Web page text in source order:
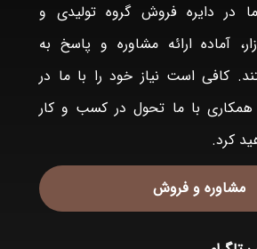
در دایره فروش گروه تولیدی و
آماده ارائه مشاوره و پاسخ به
کافی است نیاز خود را با ما در
همکاری با ما تحول در کسب و کار
کرد.
مشاوره و فروش